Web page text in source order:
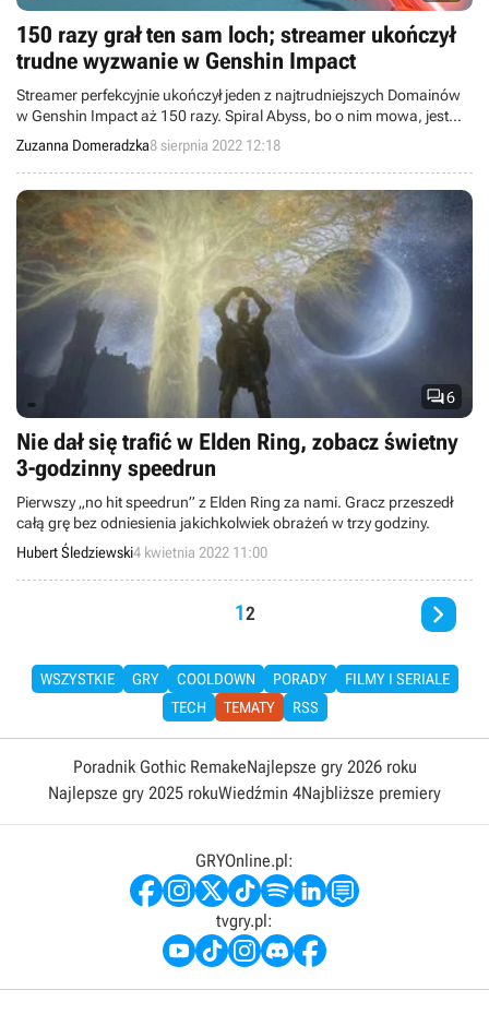
150 razy grał ten sam loch; streamer ukończył
trudne wyzwanie w Genshin Impact
Streamer perfekcyjnie ukończył jeden z najtrudniejszych Domainów
w Genshin Impact aż 150 razy. Spiral Abyss, bo o nim mowa, jest
próbą czasową tak trudną, że aż znienawidzoną przez graczy.
Zuzanna Domeradzka8 sierpnia 2022 12:18
6
Nie dał się trafić w Elden Ring, zobacz świetny
3-godzinny speedrun
Pierwszy „no hit speedrun” z Elden Ring za nami. Gracz przeszedł
całą grę bez odniesienia jakichkolwiek obrażeń w trzy godziny.
Hubert Śledziewski4 kwietnia 2022 11:00
12 
WSZYSTKIE GRY COOLDOWN PORADY
FILMY I SERIALE
TECH
TEMATY RSS
Poradnik Gothic RemakeNajlepsze gry 2026 roku
Najlepsze gry 2025 rokuWiedźmin 4Najbliższe premiery
GRYOnline.pl:
tvgry.pl: